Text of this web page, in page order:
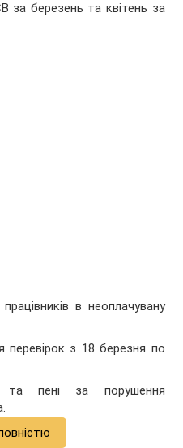
за березень та квітень за
в неоплачувану
перевірок з 18 березня по
та пені за порушення